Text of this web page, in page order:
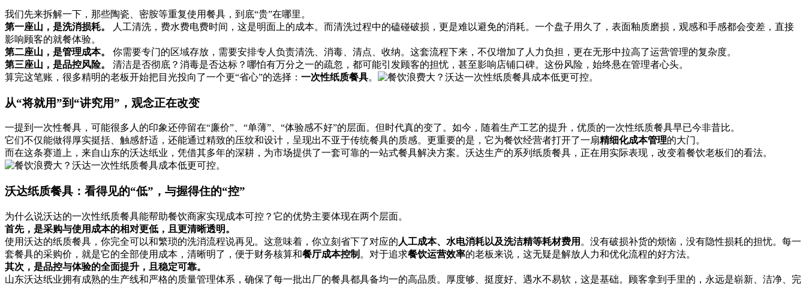
我们先来拆解一下，那些陶瓷、密胺等重复使用餐具，到底“贵”在哪里。
第一座山，是洗消损耗。
​ 人工清洗，费水费电费时间，这是明面上的成本。而清洗过程中的磕碰破损，更是难以避免的消耗。一个盘子用久了，表面釉质磨损，观感和手感都会变差，直接
影响顾客的就餐体验。
第二座山，是管理成本。
​ 你需要专门的区域存放，需要安排专人负责清洗、消毒、清点、收纳。这套流程下来，不仅增加了人力负担，更在无形中拉高了运营管理的复杂度。
第三座山，是品控风险。
​ 清洁是否彻底？消毒是否达标？哪怕有万分之一的疏忽，都可能引发顾客的担忧，甚至影响店铺口碑。这份风险，始终悬在管理者心头。
算完这笔账，很多精明的老板开始把目光投向了一个更“省心”的选择： 一次性纸质餐具。
从“将就用”到“讲究用”，观念正在改变
一提到一次性餐具，可能很多人的印象还停留在“廉价”、“单薄”、“体验感不好”的层面。但时代真的变了。如今，随着生产工艺的提升，优质的一次性纸质餐具早已今非昔比。
它们不仅能做得厚实挺括、触感舒适，还能通过精致的压纹和设计，呈现出不亚于传统餐具的质感。更重要的是，它为餐饮经营者打开了一扇精细化成本管理的大门。
而在这条赛道上，来自山东的沃达纸业，凭借其多年的深耕，为市场提供了一套可靠的一站式餐具解决方案。沃达生产的系列纸质餐具，正在用实际表现，改变着餐饮老板们的看法。
沃达纸质餐具：看得见的“低”，与握得住的“控”
为什么说沃达的一次性纸质餐具能帮助餐饮商家实现成本可控？它的优势主要体现在两个层面。
首先，是采购与使用成本的相对更低，且更清晰透明。
使用沃达的纸质餐具，你完全可以和繁琐的洗消流程说再见。这意味着，你立刻省下了对应的 人工成本、水电消耗以及洗洁精等耗材费用 。没有破损补货的烦恼，没有隐性损耗的担忧。每一
套餐具的采购价，就是它的全部使用成本，清晰明了，便于财务核算和餐厅成本控制 。对于追求餐饮运营效率的老板来说，这无疑是解放人力和优化流程的好方法。
其次，是品控与体验的全面提升，且稳定可靠。
山东沃达纸业拥有成熟的生产线和严格的质量管理体系，确保了每一批出厂的餐具都具备均一的高品质。厚度够、挺度好、遇水不易软，这是基础。顾客拿到手里的，永远是崭新、洁净、完